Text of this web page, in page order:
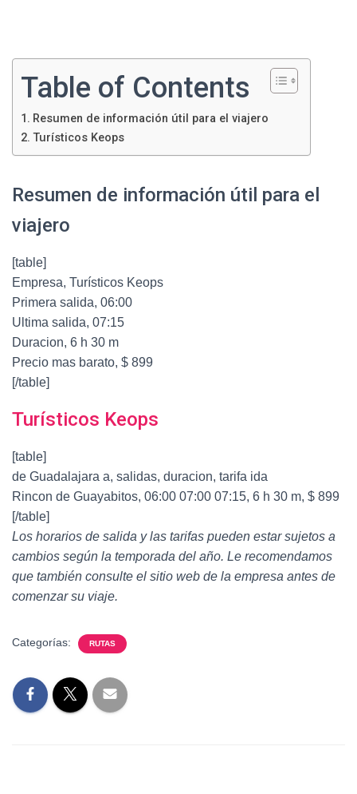
Table of Contents
Resumen de información útil para el viajero
Turísticos Keops
Resumen de información útil para el
viajero
[table]
Empresa, Turísticos Keops
Primera salida, 06:00
Ultima salida, 07:15
Duracion, 6 h 30 m
Precio mas barato, $ 899
[/table]
Turísticos Keops
[table]
de Guadalajara a, salidas, duracion, tarifa ida
Rincon de Guayabitos, 06:00 07:00 07:15, 6 h 30 m, $ 899
[/table]
Los horarios de salida y las tarifas pueden estar sujetos a
cambios según la temporada del año. Le recomendamos
que también consulte el sitio web de la empresa antes de
comenzar su viaje.
Categorías: RUTAS